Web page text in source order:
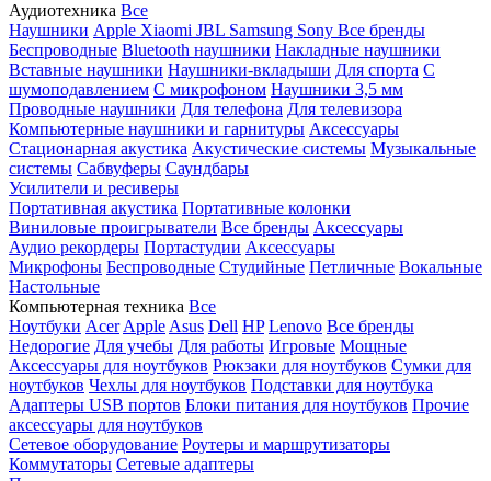
Аудиотехника Все
Наушники Apple Xiaomi JBL Samsung Sony Все бренды
Беспроводные Bluetooth наушники Накладные наушники
Вставные наушники Наушники-вкладыши Для спорта С
шумоподавлением С микрофоном Наушники 3,5 мм
Проводные наушники Для телефона Для телевизора
Компьютерные наушники и гарнитуры Аксессуары
Стационарная акустика Акустические системы Музыкальные
системы Сабвуферы Саундбары
Усилители и ресиверы
Портативная акустика Портативные колонки
Виниловые проигрыватели Все бренды Аксессуары
Аудио рекордеры Портастудии Аксессуары
Микрофоны Беспроводные Студийные Петличные Вокальные
Настольные
Компьютерная техника Все
Ноутбуки Acer Apple Asus Dell HP Lenovo Все бренды
Недорогие Для учебы Для работы Игровые Мощные
Аксессуары для ноутбуков Рюкзаки для ноутбуков Сумки для
ноутбуков Чехлы для ноутбуков Подставки для ноутбука
Адаптеры USB портов Блоки питания для ноутбуков Прочие
аксессуары для ноутбуков
Сетевое оборудование Роутеры и маршрутизаторы
Коммутаторы Сетевые адаптеры